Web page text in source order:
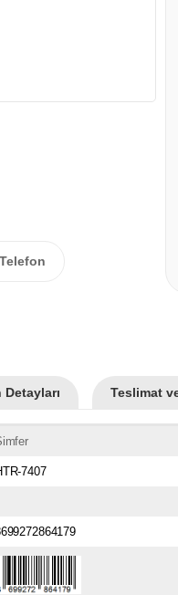
Telefon
Detayları Teslimat
7407